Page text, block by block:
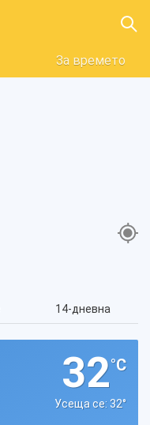
За времето
14-дневна
32°C
Усеща се: 32°